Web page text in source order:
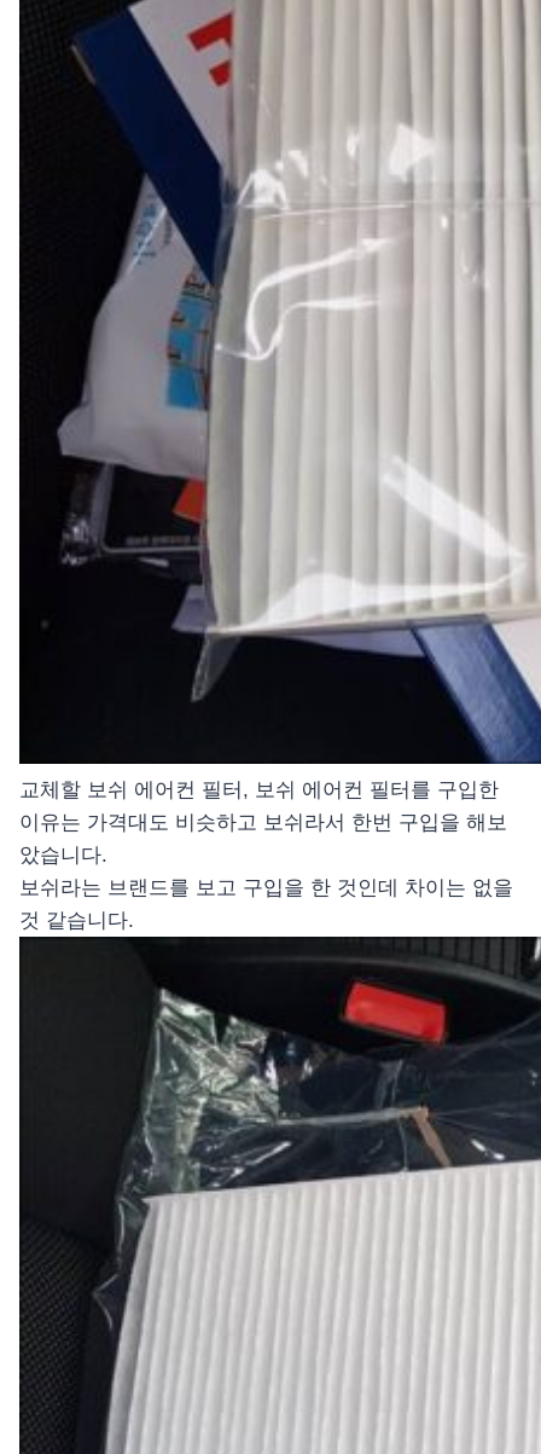
교체할 보쉬 에어컨 필터, 보쉬 에어컨 필터를 구입한
이유는 가격대도 비슷하고 보쉬라서 한번 구입을 해보
았습니다.
보쉬라는 브랜드를 보고 구입을 한 것인데 차이는 없을
것 같습니다.